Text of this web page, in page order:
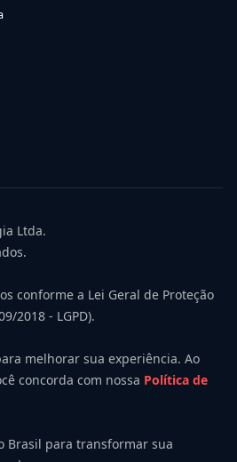
Ltda.
conforme a Lei Geral de Proteção
2018 - LGPD).
melhorar sua experiência. Ao
concorda com nossa Política de
Brasil para transformar sua